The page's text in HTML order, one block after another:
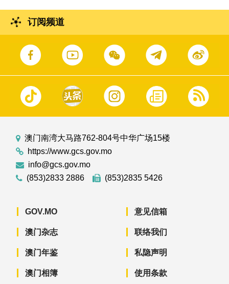
订阅频道
澳门南湾大马路762-804号中华广场15楼
https://www.gcs.gov.mo
info@gcs.gov.mo
(853)2833 2886
(853)2835 5426
GOV.MO
澳门杂志
澳门年鉴
澳门相簿
意见信箱
联络我们
私隐声明
使用条款